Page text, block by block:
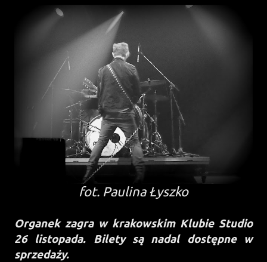
fot. Paulina Łyszko
Organek zagra w krakowskim Klubie Studio
26 listopada. Bilety są nadal dostępne w
sprzedaży.